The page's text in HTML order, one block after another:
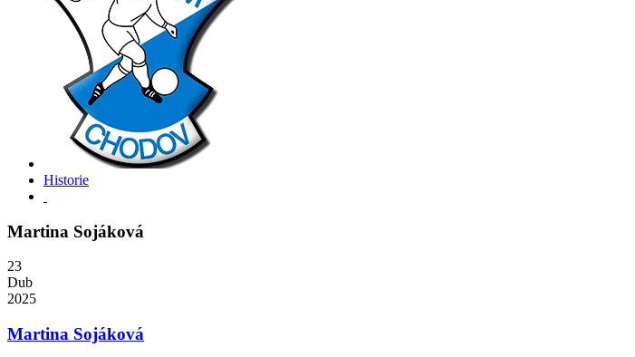
Historie
Martina Sojáková
23
Dub
2025
Martina Sojáková